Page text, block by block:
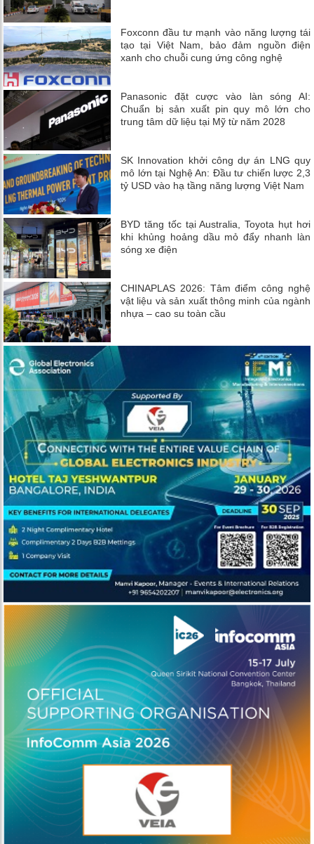
Foxconn đầu tư mạnh vào năng lượng tái
tạo tại Việt Nam, bảo đảm nguồn điện
xanh cho chuỗi cung ứng công nghệ
Panasonic đặt cược vào làn sóng AI:
Chuẩn bị sản xuất pin quy mô lớn cho
trung tâm dữ liệu tại Mỹ từ năm 2028
SK Innovation khởi công dự án LNG quy
mô lớn tại Nghệ An: Đầu tư chiến lược 2,3
tỷ USD vào hạ tầng năng lượng Việt Nam
BYD tăng tốc tại Australia, Toyota hụt hơi
khi khủng hoảng dầu mỏ đẩy nhanh làn
sóng xe điện
CHINAPLAS 2026: Tâm điểm công nghệ
vật liệu và sản xuất thông minh của ngành
nhựa – cao su toàn cầu